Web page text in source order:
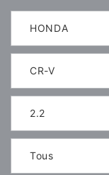
HONDA
CR-V
2.2
Tous